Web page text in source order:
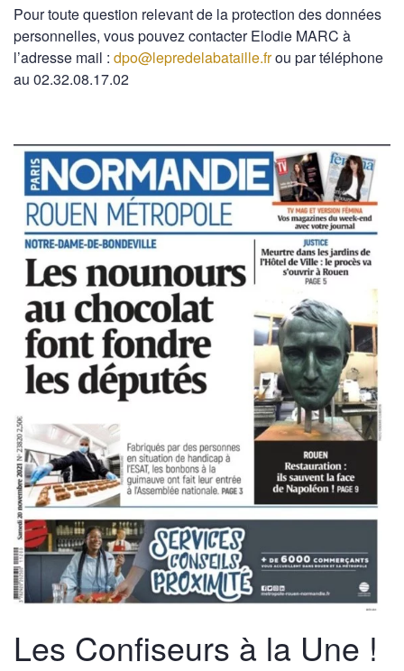
Pour toute question relevant de la protection des données
personnelles, vous pouvez contacter Elodie MARC à
l’adresse mail : dpo@lepredelabataille.frou par téléphone
au 02.32.08.17.02
Les Confiseurs à la Une !